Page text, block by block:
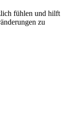
fühlen und hilft
zu